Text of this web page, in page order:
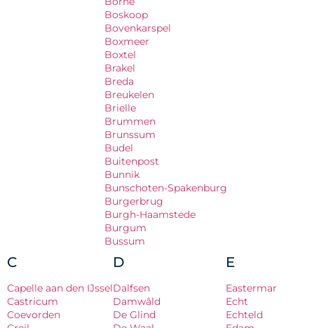
Boskoop
Bovenkarspel
Boxmeer
Boxtel
Brakel
Breda
Breukelen
Brielle
Brummen
Brunssum
Budel
Buitenpost
Bunnik
Bunschoten-Spakenburg
Burgerbrug
Burgh-Haamstede
Burgum
Bussum
C
Capelle aan den IJssel
Castricum
Coevorden
D
Dalfsen
Damwâld
De Glind
E
Eastermar
Echt
Echteld